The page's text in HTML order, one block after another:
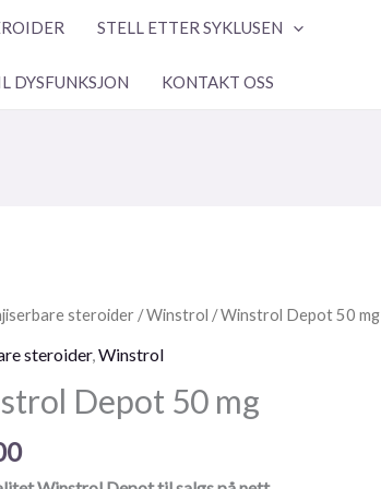
STELL ETTER SYKLUSEN
DYSFUNKSJON KONTAKT OSS
steroider /Winstrol / Winstrol Depot 50 mg
steroider,Winstrol
Depot 50 mg